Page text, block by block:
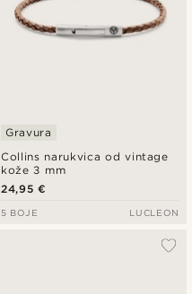
Collins narukvica od vintage
kože 3 mm
Gravura
24,95 €
5 BOJE LUCLEON